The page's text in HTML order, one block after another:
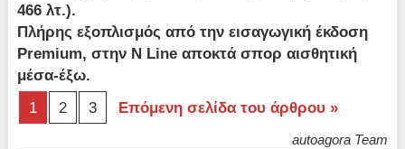
466 λτ.).
Πλήρης εξοπλισμός από την εισαγωγική έκδοση
Premium, στην N Line αποκτά σπορ αισθητική
μέσα-έξω.
1
2 3 Επόμενη σελίδα του άρθρου »
autoagora Team